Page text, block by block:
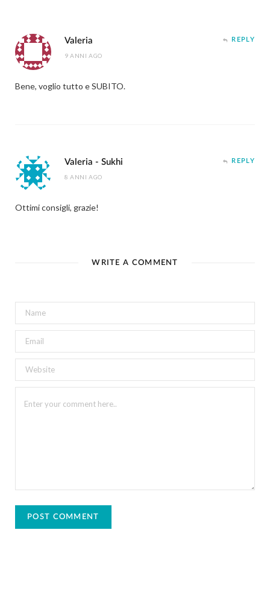
Valeria
9 ANNI AGO
REPLY
Bene, voglio tutto e SUBITO.
Valeria - Sukhi
8 ANNI AGO
REPLY
Ottimi consigli, grazie!
WRITE A COMMENT